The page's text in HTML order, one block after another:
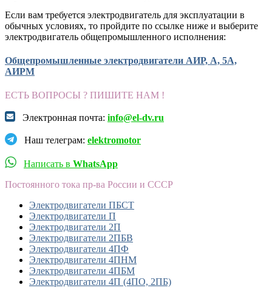
Если вам требуется электродвигатель для эксплуатации в
обычных условиях, то пройдите по ссылке ниже и выберите
электродвигатель общепромышленного исполнения:
Общепромышленные электродвигатели АИР, А, 5А,
АИРМ
ЕСТЬ ВОПРОСЫ ? ПИШИТЕ НАМ !
Электронная почта: info@el-dv.ru
Наш телеграм: elektromotor
Написать в WhatsApp
Постоянного тока пр-ва России и СССР
Электродвигатели ПБСТ
Электродвигатели П
Электродвигатели 2П
Электродвигатели 2ПБВ
Электродвигатели 4ПФ
Электродвигатели 4ПНМ
Электродвигатели 4ПБМ
Электродвигатели 4П (4ПО, 2ПБ)